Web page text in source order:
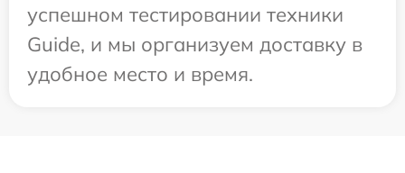
успешном тестировании техники
Guide, и мы организуем доставку в
удобное место и время.